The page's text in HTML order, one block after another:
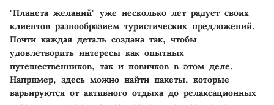
"Планета желаний" уже несколько лет радует своих
клиентов разнообразием туристических предложений.
Почти каждая деталь создана так, чтобы
удовлетворить интересы как опытных
путешественников, так и новичков в этом деле.
Например, здесь можно найти пакеты, которые
варьируются от активного отдыха до релаксационных